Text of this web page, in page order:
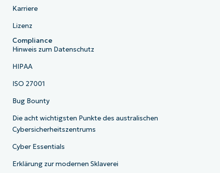
Karriere
Lizenz
Compliance
Hinweis zum Datenschutz
HIPAA
ISO 27001
Bug Bounty
Die acht wichtigsten Punkte des australischen
Cybersicherheitszentrums
Cyber Essentials
Erklärung zur modernen Sklaverei